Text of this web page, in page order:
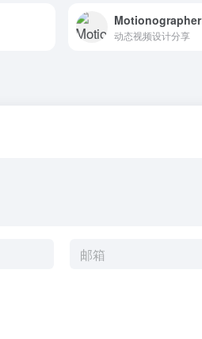
Motionographer
动态视频设计分享